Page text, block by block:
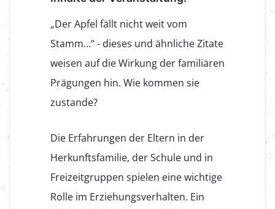
„Der Apfel fällt nicht weit vom
Stamm…“ - dieses und ähnliche Zitate
weisen auf die Wirkung der familiären
Prägungen hin. Wie kommen sie
zustande?
Die Erfahrungen der Eltern in der
Herkunftsfamilie, der Schule und in
Freizeitgruppen spielen eine wichtige
Rolle im Erziehungsverhalten. Ein